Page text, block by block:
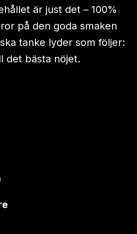
är just det – 100%
på den goda smaken
tanke lyder som följer:
det bästa nöjet.